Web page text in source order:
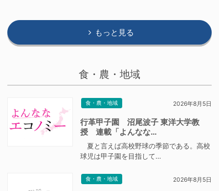
もっと見る
食・農・地域
食・農・地域 2026年8月5日
行革甲子園 沼尾波子 東洋大学教
授 連載「よんなな…
夏と言えば高校野球の季節である。高校
球児は甲子園を目指して…
食・農・地域 2026年8月5日